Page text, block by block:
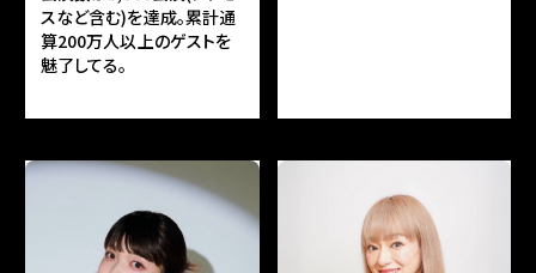
スなど含む)を達成。累計通
算200万人以上のゲストを
魅了してる。